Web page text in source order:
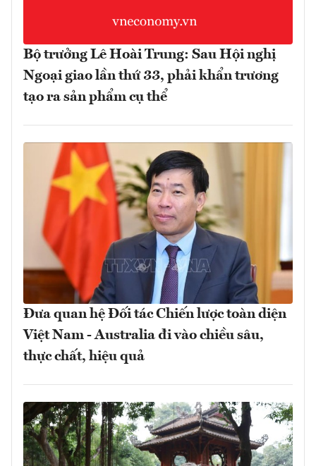
Bộ trưởng Lê Hoài Trung: Sau Hội nghị
Ngoại giao lần thứ 33, phải khẩn trương
tạo ra sản phẩm cụ thể
Đưa quan hệ Đối tác Chiến lược toàn diện
Việt Nam - Australia đi vào chiều sâu,
thực chất, hiệu quả